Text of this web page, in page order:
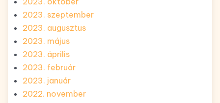
2023. szeptember
2023. augusztus
2023. május
2023. április
2023. február
2023. január
2022. november